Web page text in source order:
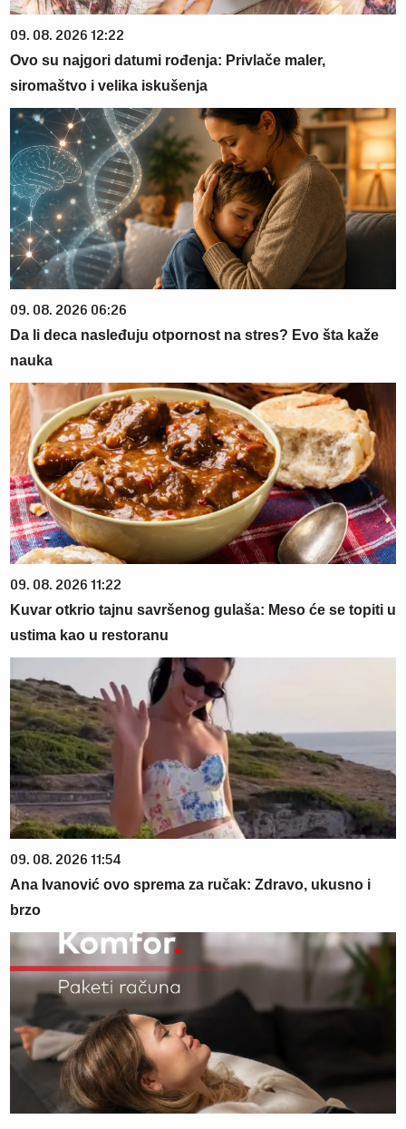
09. 08. 2026 12:22
Ovo su najgori datumi rođenja: Privlače maler,
siromaštvo i velika iskušenja
09. 08. 2026 06:26
Da li deca nasleđuju otpornost na stres? Evo šta kaže
nauka
09. 08. 2026 11:22
Kuvar otkrio tajnu savršenog gulaša: Meso će se topiti u
ustima kao u restoranu
09. 08. 2026 11:54
Ana Ivanović ovo sprema za ručak: Zdravo, ukusno i
brzo